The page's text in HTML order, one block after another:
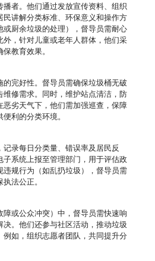
者。他们通过发放宣传资料、组织
讲解分类标准、环保意义和操作方
厨余垃圾的处理），督导员需耐心
，针对儿童或老年人群体，他们采
教育效果。
完好性。督导员需确保垃圾桶无破
修需求。同时，维护站点清洁，防
恶劣天气下，他们需加强巡查，保障
利的分类环境。
录每日分类量、错误率及居民反
系统上报至管理部门，用于评估政
规行为（如乱扔垃圾），督导员需
法公正。
或公众冲突）中，督导员需快速响
决。他们还参与社区活动，推动垃圾
如，组织志愿者团队，共同提升分